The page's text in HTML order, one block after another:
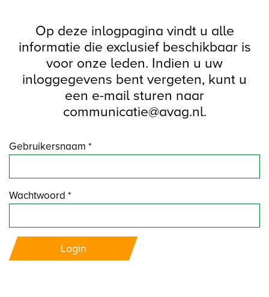
Op deze inlogpagina vindt u alle
informatie die exclusief beschikbaar is
voor onze leden. Indien u uw
inloggegevens bent vergeten, kunt u
een e-mail sturen naar
communicatie@avag.nl.
Gebruikersnaam *
Wachtwoord *
Login